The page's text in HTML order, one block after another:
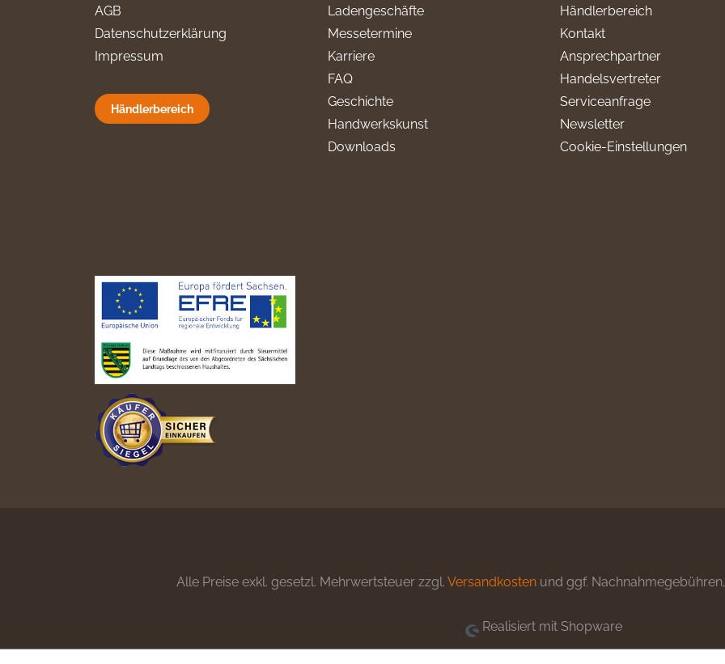
AGB
Datenschutzerklärung
Impressum
Händlerbereich
Ladengeschäfte
Messetermine
Karriere
FAQ
Geschichte
Handwerkskunst
Downloads
Händlerbereich
Kontakt
Ansprechpartner
Handelsvertreter
Serviceanfrage
Newsletter
Cookie-Einstellungen
Alle Preise exkl. gesetzl. Mehrwertsteuer zzgl. Versandkosten und ggf.
Realisiert mit Shopware